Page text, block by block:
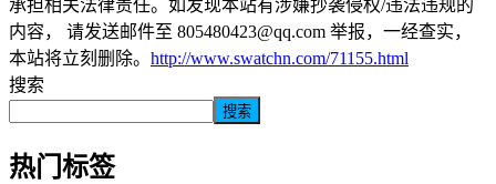
承担相关法律责任。如发现本站有涉嫌抄袭侵权/违法违规的
内容， 请发送邮件至 805480423@qq.com 举报，一经查实，
本站将立刻删除。 http://www.swatchn.com/71155.html
搜索
搜索
热门标签